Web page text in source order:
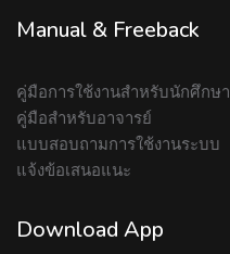
Manual & Freeback
คู่มือการใช้งานสำหรับนักศึกษา
คู่มือสำหรับอาจารย์
แบบสอบถามการใช้งานระบบ
แจ้งข้อเสนอแนะ
Download App